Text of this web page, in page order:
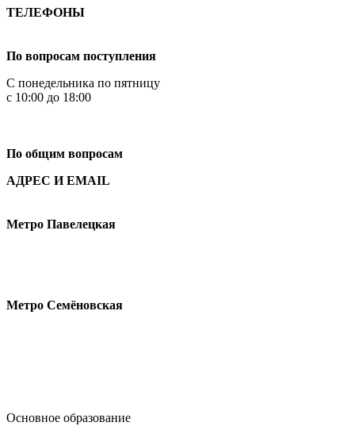
ТЕЛЕФОНЫ
По вопросам поступления
С понедельника по пятницу
с 10:00 до 18:00
По общим вопросам
АДРЕС И EMAIL
Метро Павелецкая
Метро Семёновская
Основное образование